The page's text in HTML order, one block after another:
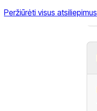
Peržiūrėti visus atsiliepimus